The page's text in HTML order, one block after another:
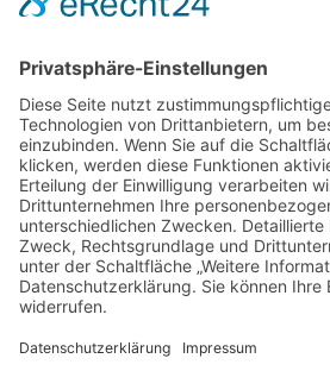
Technischer Administrator: Silvio Osowsky
Tage
Stunden
Minuten
Sekunden
Wir freuen uns auf einen
sportlichen Familientag
Mitgliedern